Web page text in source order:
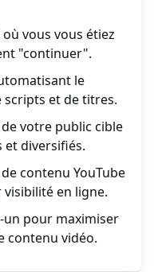
vous vous étiez
"continuer".
le
scripts et de titres.
votre public cible
et diversifiés.
contenu YouTube
en ligne.
pour maximiser
contenu vidéo.